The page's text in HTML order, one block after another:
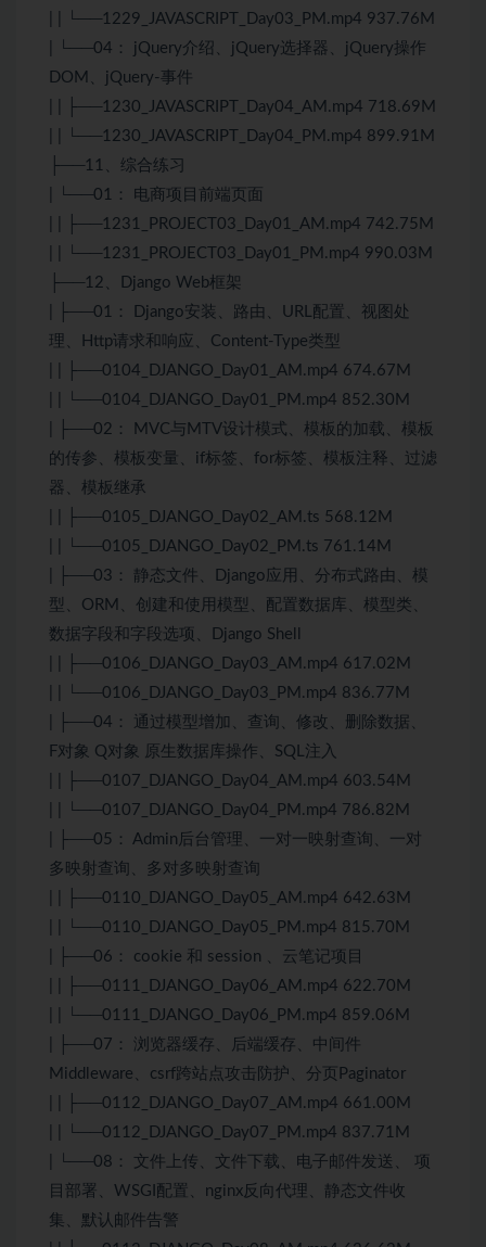
| | └──1229_JAVASCRIPT_Day03_PM.mp4 937.76M
| └──04： jQuery介绍、 jQuery 选择器、 jQuery操作
DOM、jQuery-事件
| | ├──1230_JAVASCRIPT_Day04_AM.mp4 718.69M
| | └──1230_JAVASCRIPT_Day04_PM.mp4 899.91M
├──11、综合练习
| └──01： 电商项目前端页面
| | ├──1231_PROJECT03_Day01_AM.mp4 742.75M
| | └──1231_PROJECT03_Day01_PM.mp4 990.03M
├──12、
Django Web框架
| ├──01：
Django安装、路由、URL配置、视图处
理、Http请求和响应、Content-Type类型
| | ├──0104_DJANGO_Day01_AM.mp4 674.67M
| | └──0104_DJANGO_Day01_PM.mp4 852.30M
| ├──02： MVC与MTV设计模式、模板的加载、模板
的传参、模板变量、if标签、for标签、模板注释、过滤
器、模板继承
| | ├──0105_DJANGO_Day02_AM.ts 568.12M
| | └──0105_DJANGO_Day02_PM.ts 761.14M
| ├──03： 静态文件、
Django应用、分布式路由、模
型、ORM、创建和使用模型、配置数据库、模型类、
数据字段和字段选项、Django Shell
| | ├──0106_DJANGO_Day03_AM.mp4 617.02M
| | └──0106_DJANGO_Day03_PM.mp4 836.77M
| ├──04： 通过模型增加、查询、修改、删除数据、
F对象 Q对象 原生数据库操作、SQL注入
| | ├──0107_DJANGO_Day04_AM.mp4 603.54M
| | └──0107_DJANGO_Day04_PM.mp4 786.82M
| ├──05： Admin后台管理、一对一映射查询、一对
多映射查询、多对多映射查询
| | ├──0110_DJANGO_Day05_AM.mp4 642.63M
| | └──0110_DJANGO_Day05_PM.mp4 815.70M
| ├──06： cookie 和 session 、云笔记项目
| | ├──0111_DJANGO_Day06_AM.mp4 622.70M
| | └──0111_DJANGO_Day06_PM.mp4 859.06M
| ├──07： 浏览器缓存、后端缓存、中间件
Middleware、csrf跨站点攻击防护、分页Paginator
| | ├──0112_DJANGO_Day07_AM.mp4 661.00M
| | └──0112_DJANGO_Day07_PM.mp4 837.71M
| └──08： 文件上传、文件下载、电子邮件发送、 项
目部署、WSGI配置、nginx反向代理、静态文件收
集、默认邮件告警